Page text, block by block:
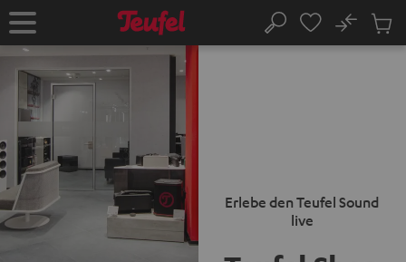
Startseite Suche
No
Erlebe den Teufel Sound
live